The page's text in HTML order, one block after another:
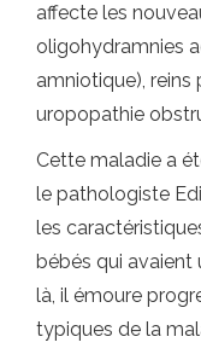
affecte les
oligohydramnies
amniotique),
uropopathie
Cette maladie a
le pathologiste
les
bébés qui avaient
là, il émoure
typiques de la